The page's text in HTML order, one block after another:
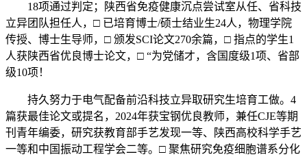
18项通过判定；陕西省免疫健康沉点尝试室从任、省科技
立异团队担任人，□ 已培育博士/硕士结业生24人，物理学院
传授、博士生导师，□ 颁发SCI论文270余篇，□ 指点的学生1
人获陕西省优良博士论文，□ “为党储才，含国度级1项、省部
级10项！
持久努力于电气配备前沿科技立异取研究生培育工做。4
篇获最佳论文或提名，2024年获宝钢优良教师，兼任CJE等期
刊青年编委，研究获教育部手艺发现一等、陕西高校科学手艺
一等和中国振动工程学会二等。□ 聚焦研究免疫细胞谱系分化